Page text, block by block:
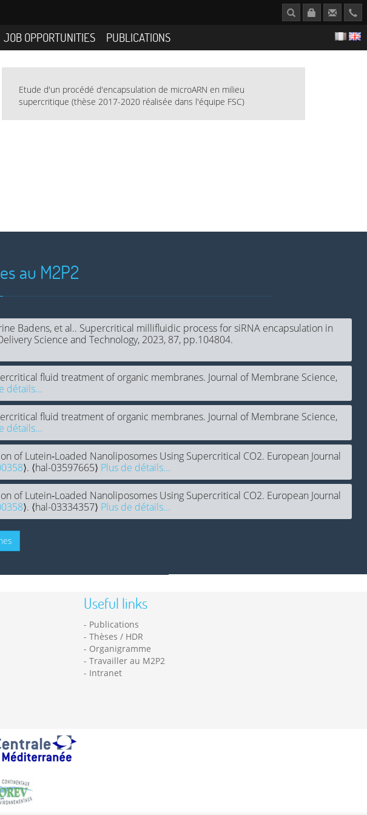
JOB OPPORTUNITIES PUBLICATIONS
Etude d'un procédé d'encapsulation de microARN en milieu
supercritique (thèse 2017-2020 réalisée dans l'équipe FSC)
au M2P2
Badens, et al.. Supercritical millifluidic process for siRNA encapsulation in
Science and Technology, 2023, 87, pp.104804.
fluid treatment of organic membranes. Journal of Membrane Science,
détails...
fluid treatment of organic membranes. Journal of Membrane Science,
détails...
of Lutein‐Loaded Nanoliposomes Using Supercritical CO2. European Journal
⟩. ⟨hal-03597665⟩ Plus de détails...
of Lutein‐Loaded Nanoliposomes Using Supercritical CO2. European Journal
⟩. ⟨hal-03334357⟩ Plus de détails...
Useful links
Publications
Thèses / HDR
Organigramme
Travailler au M2P2
Intranet